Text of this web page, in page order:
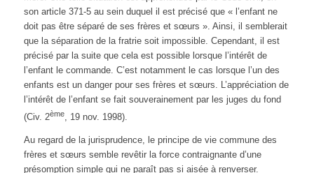
son article 371-5 au sein duquel il est précisé que « l’enfant ne
doit pas être séparé de ses frères et sœurs ». Ainsi, il semblerait
que la séparation de la fratrie soit impossible. Cependant, il est
précisé par la suite que cela est possible lorsque l’intérêt de
l’enfant le commande. C’est notamment le cas lorsque l’un des
enfants est un danger pour ses frères et sœurs. L’appréciation de
l’intérêt de l’enfant se fait souverainement par les juges du fond
(Civ. 2ème, 19 nov. 1998).
Au regard de la jurisprudence, le principe de vie commune des
frères et sœurs semble revêtir la force contraignante d’une
présomption simple qui ne paraît pas si aisée à renverser.